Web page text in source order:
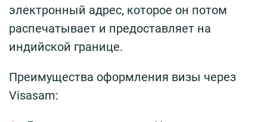
электронный адрес, которое он потом
распечатывает и предоставляет на
индийской границе.
Преимущества оформления визы через
Visasam: